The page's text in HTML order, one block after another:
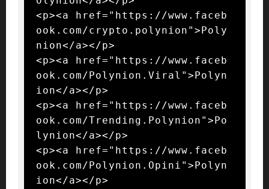
<p><a href="https://www.faceb
ook.com/crypto.polynion">Poly
nion</a></p>
<p><a href="https://www.faceb
ook.com/Polynion.Viral">Polyn
ion</a></p>
<p><a href="https://www.faceb
ook.com/Trending.Polynion">Po
lynion</a></p>
<p><a href="https://www.faceb
ook.com/Polynion.Opini">Polyn
ion</a></p>